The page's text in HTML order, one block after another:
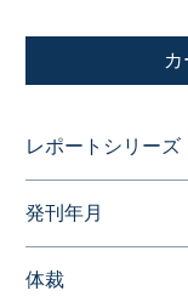
レポートシリーズ
発刊年月
体裁